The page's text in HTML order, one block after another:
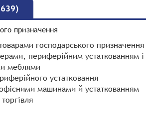
призначення
господарського призначення
периферійним устаткованням
меблями
устатковання
машинами й устаткованням